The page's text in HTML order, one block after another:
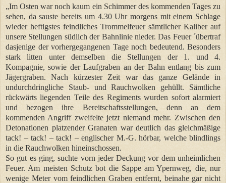
„Im Osten war noch kaum ein Schimmer des kommenden Tages zu
sehen, da sauste bereits um 4.30 Uhr morgens mit einem Schlage
wieder heftigstes feindliches Trommelfeuer sämtlicher Kaliber auf
unsere Stellungen südlich der Bahnlinie nieder. Das Feuer ´übertraf
dasjenige der vorhergegangenen Tage noch bedeutend. Besonders
stark litten unter demselben die Stellungen der 1. und 4.
Kompagnie, sowie der Laufgraben an der Bahn entlang bis zum
Jägergraben. Nach kürzester Zeit war das ganze Gelände in
undurchdringliche Staub- und Rauchwolken gehüllt. Sämtliche
rückwärts liegenden Teile des Regiments wurden sofort alarmiert
und bezogen ihre Bereitschaftsstellungen, denn an dem
kommenden Angriff zweifelte jetzt niemand mehr. Zwischen den
Detonationen platzender Granaten war deutlich das gleichmäßige
tack! – tack! – tack! – englischer M.-G. hörbar, welche blindlings
in die Rauchwolken hineinschossen.
So gut es ging, suchte vorn jeder Deckung vor dem unheimlichen
Feuer. Am meisten Schutz bot die Sappe am Ypernweg, die, nur
wenige Meter vom feindlichen Graben entfernt, beinahe gar nicht